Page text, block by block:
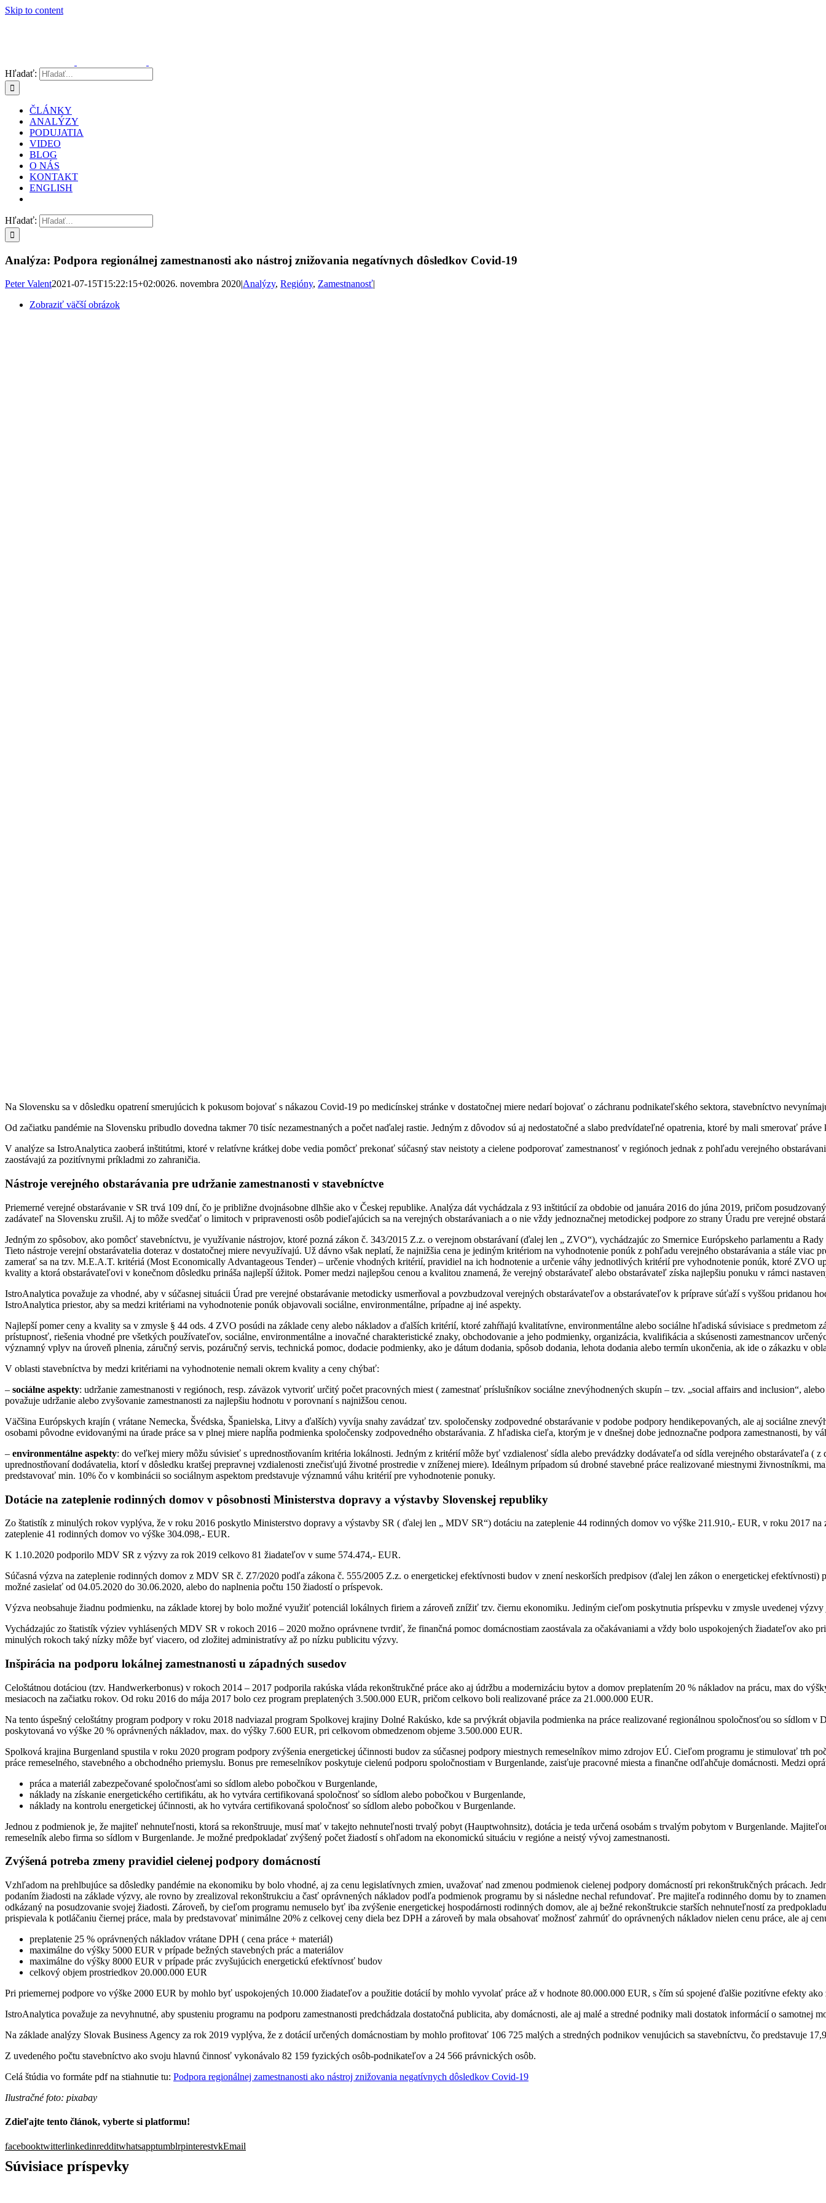
Skip to content
Hľadať:
ČLÁNKY
ANALÝZY
PODUJATIA
VIDEO
BLOG
O NÁS
KONTAKT
ENGLISH
Hľadať:
Analýza: Podpora regionálnej zamestnanosti ako nástroj znižovania negatívnych dôsledkov Covid-19
Peter Valent2021-07-15T15:22:15+02:0026. novembra 2020|Analýzy, Regióny, Zamestnanosť|
Zobraziť väčší obrázok
Na Slovensku sa v dôsledku opatrení smerujúcich k pokusom bojovať s nákazou Covid-19 po medicínskej stránke v dostatočnej miere nedarí bojovať o záchranu podnikateľského sektora, stavebníctvo
Od začiatku pandémie na Slovensku pribudlo dovedna takmer 70 tisíc nezamestnaných a počet naďalej rastie. Jedným z dôvodov sú aj nedostatočné a slabo predvídateľné opatrenia, ktoré by mali smerovať
V analýze sa IstroAnalytica zaoberá inštitútmi, ktoré v relatívne krátkej dobe vedia pomôcť prekonať súčasný stav neistoty a cielene podporovať zamestnanosť v regiónoch jednak z pohľadu verejného
zaostávajú za pozitívnymi príkladmi zo zahraničia.
Nástroje verejného obstarávania pre udržanie zamestnanosti v stavebníctve
Priemerné verejné obstarávanie v SR trvá 109 dní, čo je približne dvojnásobne dlhšie ako v Českej republike. Analýza dát vychádzala z 93 inštitúcií za obdobie od januára 2016 do júna 2019, pričom
zadávateľ na Slovensku zrušil. Aj to môže svedčať o limitoch v pripravenosti osôb podieľajúcich sa na verejných obstarávaniach a o nie vždy jednoznačnej metodickej podpore zo strany Úradu pre verejné
Jedným zo spôsobov, ako pomôcť stavebníctvu, je využívanie nástrojov, ktoré pozná zákon č. 343/2015 Z.z. o verejnom obstarávaní (ďalej len „ ZVO“), vychádzajúc zo Smernice Európskeho parlamentu a
Tieto nástroje verejní obstarávatelia doteraz v dostatočnej miere nevyužívajú. Už dávno však neplatí, že najnižšia cena je jediným kritériom na vyhodnotenie ponúk z pohľadu verejného obstarávania a stále viac
zamerať sa na tzv. M.E.A.T. kritériá (Most Economically Advantageous Tender) – určenie vhodných kritérií, pravidiel na ich hodnotenie a určenie váhy jednotlivých kritérií pre vyhodnotenie ponúk, ktoré ZVO
kvality a ktorá obstarávateľovi v konečnom dôsledku prináša najlepší úžitok. Pomer medzi najlepšou cenou a kvalitou znamená, že verejný obstarávateľ alebo obstarávateľ získa najlepšiu ponuku v rámci
IstroAnalytica považuje za vhodné, aby v súčasnej situácii Úrad pre verejné obstarávanie metodicky usmerňoval a povzbudzoval verejných obstarávateľov a obstarávateľov k príprave súťaží s vyššou pridanou
IstroAnalytica priestor, aby sa medzi kritériami na vyhodnotenie ponúk objavovali sociálne, environmentálne, prípadne aj iné aspekty.
Najlepší pomer ceny a kvality sa v zmysle § 44 ods. 4 ZVO posúdi na základe ceny alebo nákladov a ďalších kritérií, ktoré zahŕňajú kvalitatívne, environmentálne alebo sociálne hľadiská súvisiace s predmetom
prístupnosť, riešenia vhodné pre všetkých používateľov, sociálne, environmentálne a inovačné charakteristické znaky, obchodovanie a jeho podmienky, organizácia, kvalifikácia a skúsenosti zamestnancov
významný vplyv na úroveň plnenia, záručný servis, pozáručný servis, technická pomoc, dodacie podmienky, ako je dátum dodania, spôsob dodania, lehota dodania alebo termín ukončenia, ak ide o zákazku v
V oblasti stavebníctva by medzi kritériami na vyhodnotenie nemali okrem kvality a ceny chýbať:
– sociálne aspekty: udržanie zamestnanosti v regiónoch, resp. záväzok vytvoriť určitý počet pracovných miest ( zamestnať príslušníkov sociálne znevýhodnených skupín – tzv. „social affairs and inclusion“,
považuje udržanie alebo zvyšovanie zamestnanosti za najlepšiu hodnotu v porovnaní s najnižšou cenou.
Väčšina Európskych krajín ( vrátane Nemecka, Švédska, Španielska, Litvy a ďalších) vyvíja snahy zavádzať tzv. spoločensky zodpovedné obstarávanie v podobe podpory hendikepovaných, ale aj sociálne
osobami pôvodne evidovanými na úrade práce sa v plnej miere napĺňa podmienka spoločensky zodpovedného obstarávania. Z hľadiska cieľa, ktorým je v dnešnej dobe jednoznačne podpora zamestnanosti, by
– environmentálne aspekty: do veľkej miery môžu súvisieť s uprednostňovaním kritéria lokálnosti. Jedným z kritérií môže byť vzdialenosť sídla alebo prevádzky dodávateľa od sídla verejného obstarávateľa
uprednostňovaní dodávatelia, ktorí v dôsledku kratšej prepravnej vzdialenosti znečisťujú životné prostredie v zníženej miere). Ideálnym prípadom sú drobné stavebné práce realizované miestnymi živnostníkmi,
predstavovať min. 10% čo v kombinácii so sociálnym aspektom predstavuje významnú váhu kritérií pre vyhodnotenie ponuky.
Dotácie na zateplenie rodinných domov v pôsobnosti Ministerstva dopravy a výstavby Slovenskej republiky
Zo štatistík z minulých rokov vyplýva, že v roku 2016 poskytlo Ministerstvo dopravy a výstavby SR ( ďalej len „ MDV SR“) dotáciu na zateplenie 44 rodinných domov vo výške 211.910,- EUR, v roku 2017
zateplenie 41 rodinných domov vo výške 304.098,- EUR.
K 1.10.2020 podporilo MDV SR z výzvy za rok 2019 celkovo 81 žiadateľov v sume 574.474,- EUR.
Súčasná výzva na zateplenie rodinných domov z MDV SR č. Z7/2020 podľa zákona č. 555/2005 Z.z. o energetickej efektívnosti budov v znení neskorších predpisov (ďalej len zákon o energetickej
možné zasielať od 04.05.2020 do 30.06.2020, alebo do naplnenia počtu 150 žiadostí o príspevok.
Výzva neobsahuje žiadnu podmienku, na základe ktorej by bolo možné využiť potenciál lokálnych firiem a zároveň znížiť tzv. čiernu ekonomiku. Jediným cieľom poskytnutia príspevku v zmysle uvedenej výzvy
Vychádzajúc zo štatistík výziev vyhlásených MDV SR v rokoch 2016 – 2020 možno oprávnene tvrdiť, že finančná pomoc domácnostiam zaostávala za očakávaniami a vždy bolo uspokojených žiadateľov ako
minulých rokoch taký nízky môže byť viacero, od zložitej administratívy až po nízku publicitu výzvy.
Inšpirácia na podporu lokálnej zamestnanosti u západných susedov
Celoštátnou dotáciou (tzv. Handwerkerbonus) v rokoch 2014 – 2017 podporila rakúska vláda rekonštrukčné práce ako aj údržbu a modernizáciu bytov a domov preplatením 20 % nákladov na prácu, max do
mesiacoch na začiatku rokov. Od roku 2016 do mája 2017 bolo cez program preplatených 3.500.000 EUR, pričom celkovo boli realizované práce za 21.000.000 EUR.
Na tento úspešný celoštátny program podpory v roku 2018 nadviazal program Spolkovej krajiny Dolné Rakúsko, kde sa prvýkrát objavila podmienka na práce realizované regionálnou spoločnosťou so sídlom
poskytovaná vo výške 20 % oprávnených nákladov, max. do výšky 7.600 EUR, pri celkovom obmedzenom objeme 3.500.000 EUR.
Spolková krajina Burgenland spustila v roku 2020 program podpory zvýšenia energetickej účinnosti budov za súčasnej podpory miestnych remeselníkov mimo zdrojov EÚ. Cieľom programu je stimulovať trh
práce remeselného, stavebného a obchodného priemyslu. Bonus pre remeselníkov poskytuje cielenú podporu spoločnostiam v Burgenlande, zaisťuje pracovné miesta a finančne odľahčuje domácnosti. Medzi
práca a materiál zabezpečované spoločnosťami so sídlom alebo pobočkou v Burgenlande,
náklady na získanie energetického certifikátu, ak ho vytvára certifikovaná spoločnosť so sídlom alebo pobočkou v Burgenlande,
náklady na kontrolu energetickej účinnosti, ak ho vytvára certifikovaná spoločnosť so sídlom alebo pobočkou v Burgenlande.
Jednou z podmienok je, že majiteľ nehnuteľnosti, ktorá sa rekonštruuje, musí mať v takejto nehnuteľnosti trvalý pobyt (Hauptwohnsitz), dotácia je teda určená osobám s trvalým pobytom v Burgenlande.
remeselník alebo firma so sídlom v Burgenlande. Je možné predpokladať zvýšený počet žiadostí s ohľadom na ekonomickú situáciu v regióne a neistý vývoj zamestnanosti.
Zvýšená potreba zmeny pravidiel cielenej podpory domácností
Vzhľadom na prehlbujúce sa dôsledky pandémie na ekonomiku by bolo vhodné, aj za cenu legislatívnych zmien, uvažovať nad zmenou podmienok cielenej podpory domácností pri rekonštrukčných prácach.
podaním žiadosti na základe výzvy, ale rovno by zrealizoval rekonštrukciu a časť oprávnených nákladov podľa podmienok programu by si následne nechal refundovať. Pre majiteľa rodinného domu by to
odkázaný na posudzovanie svojej žiadosti. Zároveň, by cieľom programu nemuselo byť iba zvýšenie energetickej hospodárnosti rodinných domov, ale aj bežné rekonštrukcie starších nehnuteľností za
prispievala k potláčaniu čiernej práce, mala by predstavovať minimálne 20% z celkovej ceny diela bez DPH a zároveň by mala obsahovať možnosť zahrnúť do oprávnených nákladov nielen cenu práce, ale aj
preplatenie 25 % oprávnených nákladov vrátane DPH ( cena práce + materiál)
maximálne do výšky 5000 EUR v prípade bežných stavebných prác a materiálov
maximálne do výšky 8000 EUR v prípade prác zvyšujúcich energetickú efektívnosť budov
celkový objem prostriedkov 20.000.000 EUR
Pri priemernej podpore vo výške 2000 EUR by mohlo byť uspokojených 10.000 žiadateľov a použitie dotácií by mohlo vyvolať práce až v hodnote 80.000.000 EUR, s čím sú spojené ďalšie pozitívne efekty
IstroAnalytica považuje za nevyhnutné, aby spusteniu programu na podporu zamestnanosti predchádzala dostatočná publicita, aby domácnosti, ale aj malé a stredné podniky mali dostatok informácií o samotnej
Na základe analýzy Slovak Business Agency za rok 2019 vyplýva, že z dotácií určených domácnostiam by mohlo profitovať 106 725 malých a stredných podnikov venujúcich sa stavebníctvu, čo predstavuje
Z uvedeného počtu stavebníctvo ako svoju hlavnú činnosť vykonávalo 82 159 fyzických osôb-podnikateľov a 24 566 právnických osôb.
Celá štúdia vo formáte pdf na stiahnutie tu: Podpora regionálnej zamestnanosti ako nástroj znižovania negatívnych dôsledkov Covid-19
Ilustračné foto: pixabay
Zdieľajte tento článok, vyberte si platformu!
facebooktwitterlinkedinredditwhatsapptumblrpinterestvkEmail
Súvisiace príspevky